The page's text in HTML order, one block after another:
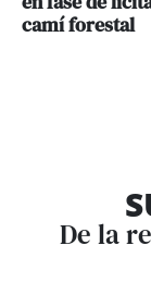
camí forestal
De la